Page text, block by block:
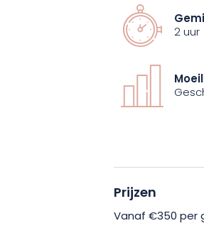
De
het
verborgen
Als u van
van
2 uur
Prijzen
Vanaf €350 per